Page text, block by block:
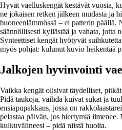
Hyvät vaelluskengät kestävät vuosia,
ne jokaisen retken jälkeen mudasta ja
huoneenlämmössä – ei patterin päällä.
säännöllisesti kyllästää ja vahata, jotta
Synteettiset kengät hyötyvät
myös pohjat: kulunut kuvio heikentää
Jalkojen hyvinvointi
Vaikka kengät olisivat täydelliset,
Pidä taukoja, vaihda kuivat sukat ja
ensiapupakkaus, jossa on
pelastaa päivän, jos hiertymiä ilmenee.
kulkuvälineesi – pidä niistä huolta.